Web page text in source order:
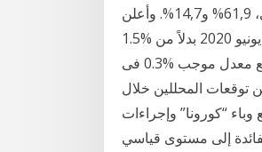
بين الرجال والنساء 47,2 نقطة، حيث بلغ معدل الشغل لكل منهما، على التوالي، 61,9% و14,7%. وأعلن
البنك المركزى انخفاض معدل التضخم الأساسى إلى %1 على أساس سنوى بنهاية يونيو 2020 بدلاً من %1.5
فى مايو ، كما أشار إلى تسجيل المعدل الشهرى نسبة سالبة بلغت %0.3 بالمقارنة مع معدل موجب %0.3 فى
لأعلى مستوى في 3 سنوات وبأكثر من توقعات المحللين خلال
“كورونا” وإجراءات
إلى مستوى قياسي